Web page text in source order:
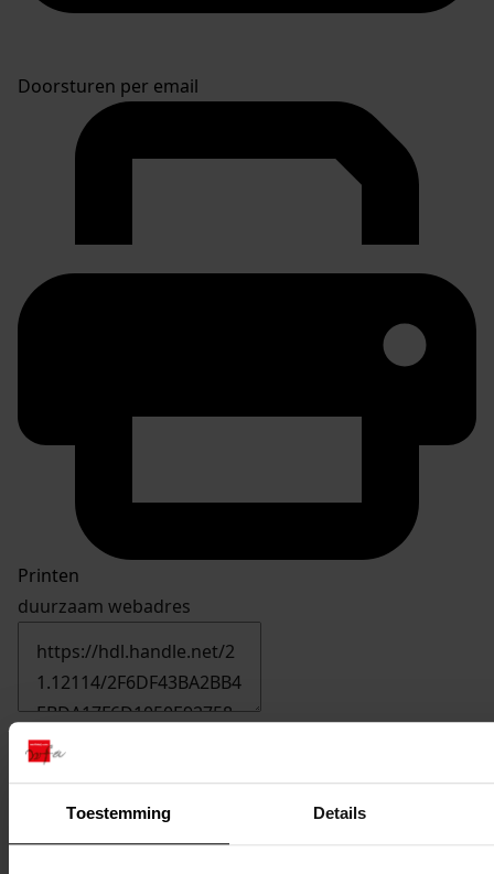
Toestemming Details
Doorsturen per email
Printen
duurzaam webadres
Inventaris
Nummers 1901 tot en met 2000
het uitbreiden van de woning, 1998